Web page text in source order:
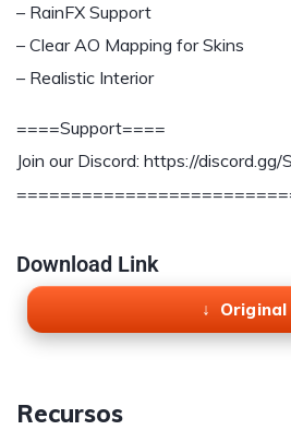
– RainFX Support
– Clear AO Mapping for Skins
– Realistic Interior
====Support====
Join our Discord: https://
Download Link
Original
Recursos